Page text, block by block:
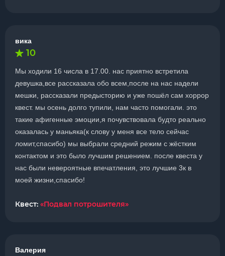
вика
10
Мы ходили 16 числа в 17.00. нас приятно встретила
девушка,все рассказала обо всем,после на нас надели
мешки, рассказали предысторию и уже пошёл сам хоррор
квест. мы осень долго тупили, нам часто помогали. это
такие афигенные эмоции,я почувствовала будто реально
оказалась у маньяка(к слову у меня все тело сейчас
ломит,спасибо) мы выбрали средний режим с жёстким
контактом и это было лучшим решением. после квеста у
нас были невероятные впечатления, это лучшие 3к в
моей жизни,спасибо!
Квест: «Подвал потрошителя»
Валерия